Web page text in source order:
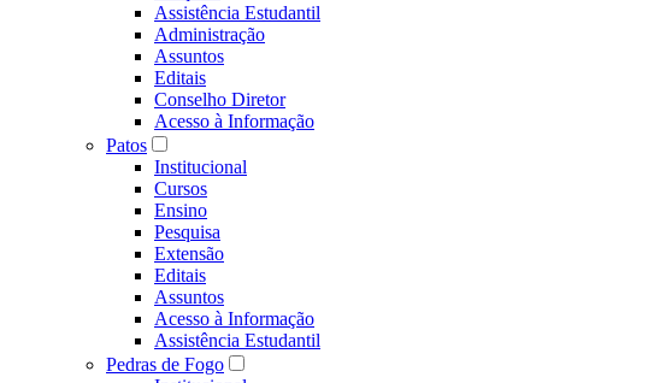
Assistência Estudantil
Administração
Assuntos
Editais
Conselho Diretor
Acesso à Informação
Patos
Institucional
Cursos
Ensino
Pesquisa
Extensão
Editais
Assuntos
Acesso à Informação
Assistência Estudantil
Pedras de Fogo